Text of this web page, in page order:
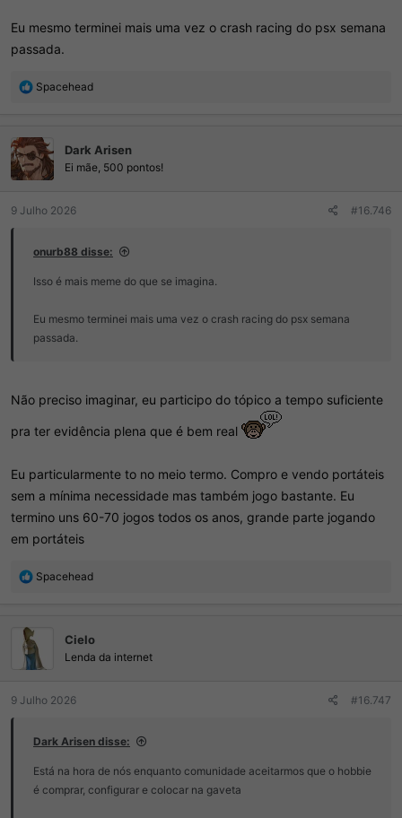
Eu mesmo terminei mais uma vez o crash racing do psx semana
passada.
R
ç
õ
e
s
Spacehead
Dark Arisen
Ei mãe, 500 pontos!
9 Julho 2026 #16.746
onurb88 disse:
Isso é mais meme do que se imagina.
Eu mesmo terminei mais uma vez o crash racing do psx semana
passada.
Não preciso imaginar, eu participo do tópico a tempo suficiente
pra ter evidência plena que é bem real
Eu particularmente to no meio termo. Compro e vendo portáteis
sem a mínima necessidade mas também jogo bastante. Eu
termino uns 60-70 jogos todos os anos, grande parte jogando
em portáteis
R
õ
e
s
Spacehead
Cielo
Lenda da internet
9 Julho 2026 #16.747
Dark Arisen disse:
Está na hora de nós enquanto comunidade aceitarmos que o hobbie
é comprar, configurar e colocar na gaveta